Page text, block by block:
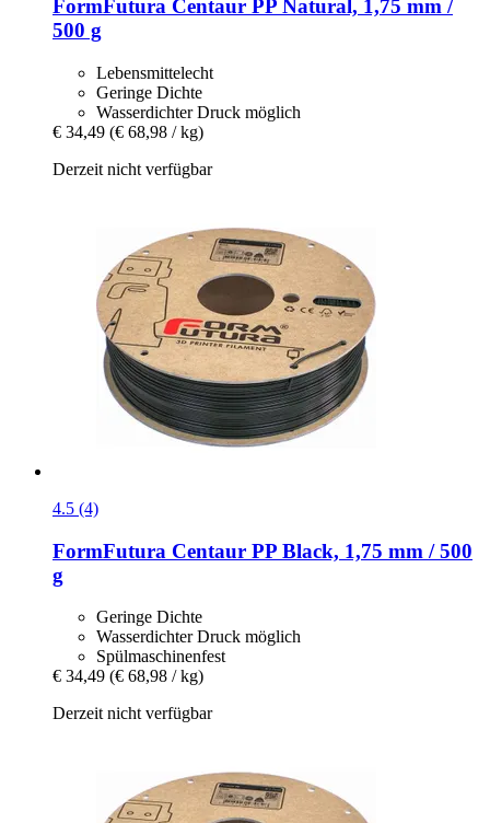
FormFutura Centaur PP Natural, 1,75 mm /
500 g
Lebensmittelecht
Geringe Dichte
Wasserdichter Druck möglich
€ 34,49 (€ 68,98 / kg)
Derzeit nicht verfügbar
4.5 (4)
FormFutura Centaur PP Black, 1,75 mm / 500
g
Geringe Dichte
Wasserdichter Druck möglich
Spülmaschinenfest
€ 34,49 (€ 68,98 / kg)
Derzeit nicht verfügbar